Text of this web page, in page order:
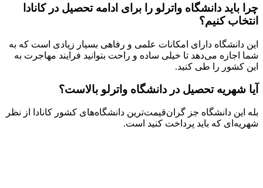
چرا باید دانشگاه واترلو را برای ادامه تحصیل در کانادا
انتخاب کنیم؟
این دانشگاه دارای امکانات علمی و رفاهی بسیار زیادی است که به
شما اجازه می‌دهد تا خیلی ساده و راحت بتوانید فرایند مهاجرت به
این کشور را طی کنید.
آیا شهریه تحصیل در دانشگاه واترلو بالاست؟
بله این دانشگاه جز گران‌قیمت‌ترین دانشگاه‌های کشور کانادا از نظر
شهریه‌ای که باید پرداخت کنید است.